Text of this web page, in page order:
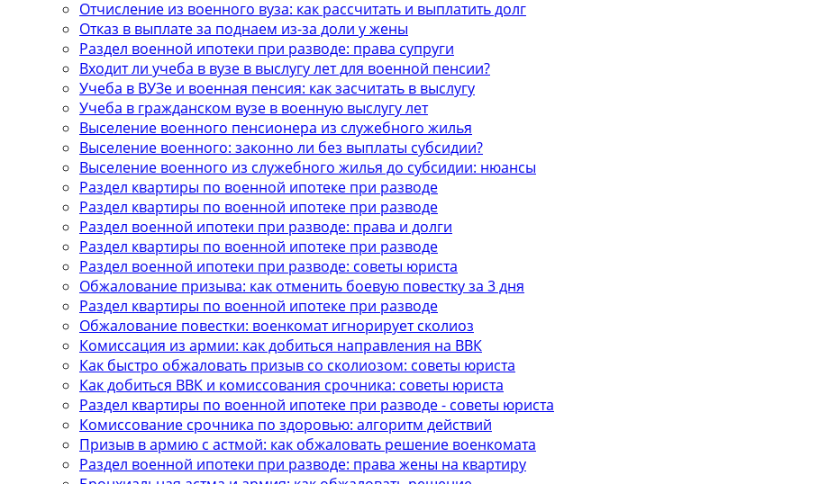
Отчисление из военного вуза: как рассчитать и выплатить долг
Отказ в выплате за поднаем из-за доли у жены
Раздел военной ипотеки при разводе: права супруги
Входит ли учеба в вузе в выслугу лет для военной пенсии?
Учеба в ВУЗе и военная пенсия: как засчитать в выслугу
Учеба в гражданском вузе в военную выслугу лет
Выселение военного пенсионера из служебного жилья
Выселение военного: законно ли без выплаты субсидии?
Выселение военного из служебного жилья до субсидии: нюансы
Раздел квартиры по военной ипотеке при разводе
Раздел квартиры по военной ипотеке при разводе
Раздел военной ипотеки при разводе: права и долги
Раздел квартиры по военной ипотеке при разводе
Раздел военной ипотеки при разводе: советы юриста
Обжалование призыва: как отменить боевую повестку за 3 дня
Раздел квартиры по военной ипотеке при разводе
Обжалование повестки: военкомат игнорирует сколиоз
Комиссация из армии: как добиться направления на ВВК
Как быстро обжаловать призыв со сколиозом: советы юриста
Как добиться ВВК и комиссования срочника: советы юриста
Раздел квартиры по военной ипотеке при разводе - советы юриста
Комиссование срочника по здоровью: алгоритм действий
Призыв в армию с астмой: как обжаловать решение военкомата
Раздел военной ипотеки при разводе: права жены на квартиру